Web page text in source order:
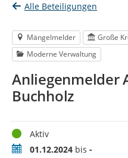
Alle Beteiligungen
Mängelmelder
Große
Moderne Verwaltung
Anliegenmelder
Buchholz
StatusAktiv
Zeitraum01.12.2024 bis -